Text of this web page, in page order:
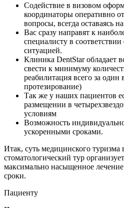
Содействие в визовом
координаторы оперативно
вопросы, всегда оставаясь
Вас сразу направят к
специалисту в
ситуацией.
Клиника DentStar обладает
свести к минимуму
реабилитация всего за
протезирование)
Так же у наших пациентов
размещении в
условиям
Возможность
ускоренными сроками.
Итак, суть медицинского туризма
стоматологический тур
максимально насыщенное
сроки.
Пациенту